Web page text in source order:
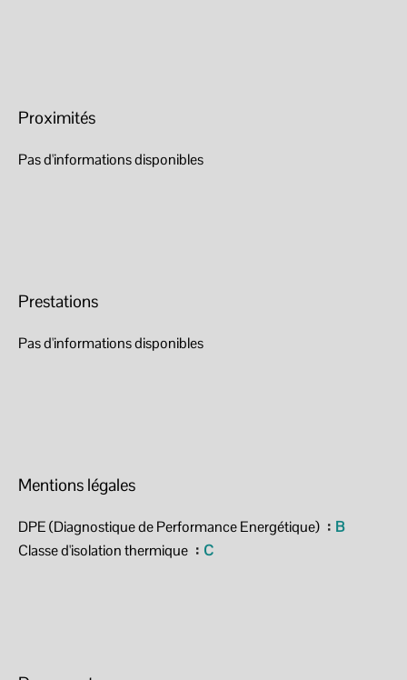
Proximités
Pas d'informations disponibles
Prestations
Pas d'informations disponibles
Mentions légales
DPE (Diagnostique de Performance Energétique)
B
Classe d'isolation thermique
C